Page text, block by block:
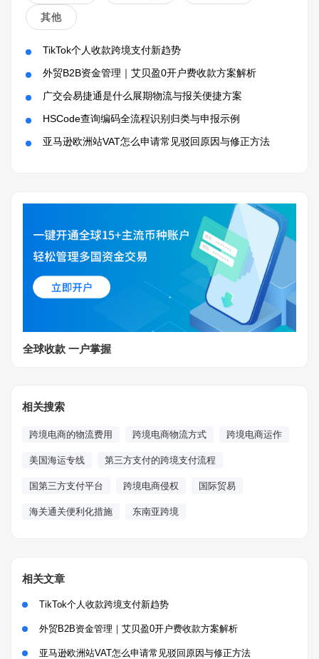
其他
TikTok个人收款跨境支付新趋势
外贸B2B资金管理｜艾贝盈0开户费收款方案解析
广交会易捷通是什么展期物流与报关便捷方案
HSCode查询编码全流程识别归类与申报示例
亚马逊欧洲站VAT怎么申请常见驳回原因与修正方法
全球收款 一户掌握
相关搜索
跨境电商的物流费用 跨境电商物流方式 跨境电商运作
美国海运专线 第三方支付的跨境支付流程
国第三方支付平台 跨境电商侵权 国际贸易
海关通关便利化措施 东南亚跨境
相关文章
TikTok个人收款跨境支付新趋势
外贸B2B资金管理｜艾贝盈0开户费收款方案解析
亚马逊欧洲站VAT怎么申请常见驳回原因与修正方法